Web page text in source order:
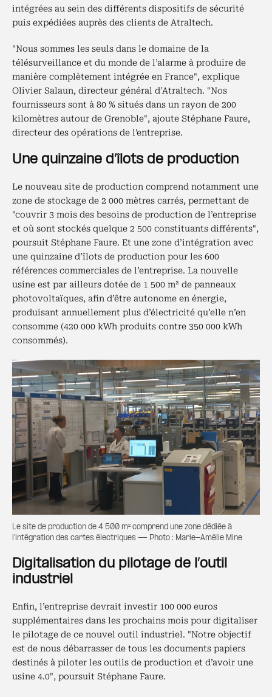
intégrées au sein des différents dispositifs de sécurité
puis expédiées auprès des clients de Atraltech.
"Nous sommes les seuls dans le domaine de la
télésurveillance et du monde de l’alarme à produire de
manière complètement intégrée en France", explique
Olivier Salaun, directeur général d’Atraltech. "Nos
fournisseurs sont à 80 % situés dans un rayon de 200
kilomètres autour de Grenoble", ajoute Stéphane Faure,
directeur des opérations de l'entreprise.
Une quinzaine d’îlots de production
Le nouveau site de production comprend notamment une
zone de stockage de 2 000 mètres carrés, permettant de
"couvrir 3 mois des besoins de production de l’entreprise
et où sont stockés quelque 2 500 constituants différents",
poursuit Stéphane Faure. Et une zone d’intégration avec
une quinzaine d’îlots de production pour les 600
références commerciales de l’entreprise. La nouvelle
usine est par ailleurs dotée de 1 500 m² de panneaux
photovoltaïques, afin d’être autonome en énergie,
produisant annuellement plus d’électricité qu’elle n’en
consomme (420 000 kWh produits contre 350 000 kWh
consommés).
Le site de production de 4 500 m² comprend une zone dédiée à
l’intégration des cartes électriques — Photo : Marie-Amélie Mine
Digitalisation du pilotage de l’outil
industriel
Enfin, l’entreprise devrait investir 100 000 euros
supplémentaires dans les prochains mois pour digitaliser
le pilotage de ce nouvel outil industriel. "Notre objectif
est de nous débarrasser de tous les documents papiers
destinés à piloter les outils de production et d’avoir une
usine 4.0", poursuit Stéphane Faure.